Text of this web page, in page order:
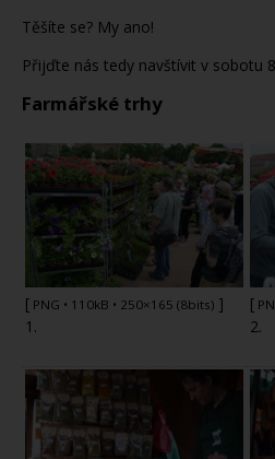
Těšíte se? My ano!
Přijďte nás tedy navštívit v sobotu
Farmářské trhy
[ PNG • 110kB • 250×165 (8bits) ]
1.
[
2.